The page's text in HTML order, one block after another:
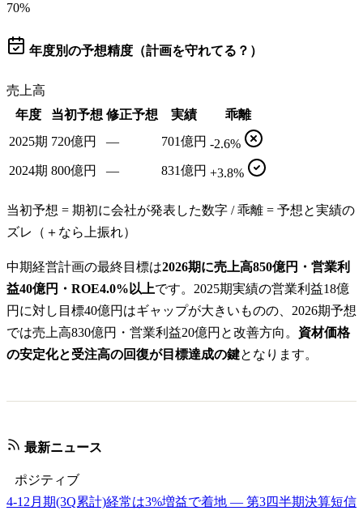
70%
年度別の予想精度（計画を守れてる？）
売上高
年度
当初予想 修正予想 実績
乖離
2025期 720億円 — 701億円 -2.6%
2024期 800億円 — 831億円 +3.8%
当初予想 = 期初に会社が発表した数字 / 乖離 = 予想と実績の
ズレ（＋なら上振れ）
中期経営計画の最終目標は2026期に売上高850億円・営業利
益40億円・ROE4.0%以上です。2025期実績の営業利益18億
円に対し目標40億円はギャップが大きいものの、2026期予想
では売上高830億円・営業利益20億円と改善方向。 資材価格
の安定化と受注高の回復が目標達成の鍵となります。
最新ニュース
ポジティブ
4-12月期(3Q累計)経常は3%増益で着地 — 第3四半期決算短信